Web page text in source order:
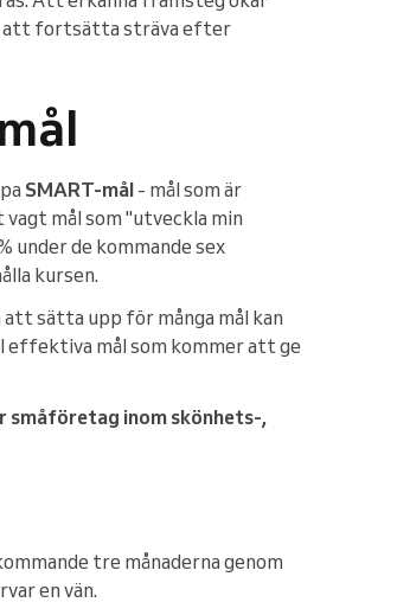
att fortsätta sträva efter
SMART-mål - mål som är
mål som "utveckla min
under de kommande sex
kursen.
sätta upp för många mål kan
effektiva mål som kommer att ge
småföretag inom skönhets-,
tre månaderna genom
en vän.